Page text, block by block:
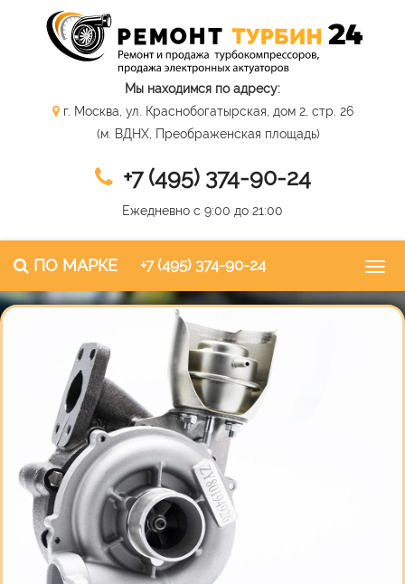
Мы находимся по адресу:
г. Москва, ул. Краснобогатырская, дом 2, стр. 26
(м. ВДНХ, Преображенская площадь)
+7 (495) 374-90-24
Ежедневно с 9:00 до 21:00
ПО МАРКЕ +7 (495) 374-90-24